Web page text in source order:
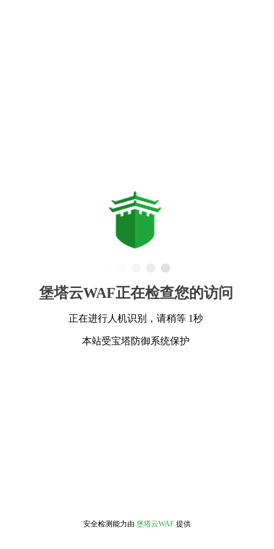
堡塔云WAF正在检查您的访问
正在进行人机识别，请稍等 1秒
本站受宝塔防御系统保护
安全检测能力由 堡塔云WAF 提供